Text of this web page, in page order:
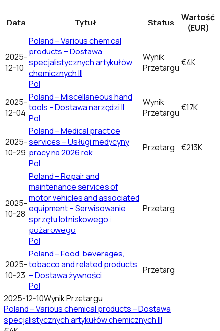
Data Tytuł Status
Wartość
(EUR)
2025-
12-10
Poland – Various chemical
products – Dostawa
specjalistycznych artykułów
chemicznych III
Pol
Wynik
Przetargu €4K
2025-
12-04
Poland – Miscellaneous hand
tools – Dostawa narzędzi II
Pol
Wynik
Przetargu €17K
2025-
10-29
Poland – Medical practice
services – Usługi medycyny
pracy na 2026 rok
Pol
Przetarg €213K
2025-
10-28
Poland – Repair and
maintenance services of
motor vehicles and associated
equipment – Serwisowanie
sprzętu lotniskowego i
pożarowego
Pol
Przetarg
2025-
10-23
Poland – Food, beverages,
tobacco and related products
– Dostawa żywności
Pol
Przetarg
2025-12-10Wynik Przetargu
Poland – Various chemical products – Dostawa
specjalistycznych artykułów chemicznych III